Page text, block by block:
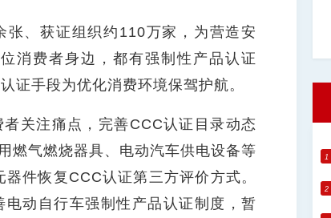
、获证组织约110万家，为营造安
消费者身边，都有强制性产品认证
证手段为优化消费环境保驾护航。
关注痛点，完善CCC认证目录动态
燃气燃烧器具、电动汽车供电设备等
件恢复CCC认证第三方评价方式。
动自行车强制性产品认证制度，暂